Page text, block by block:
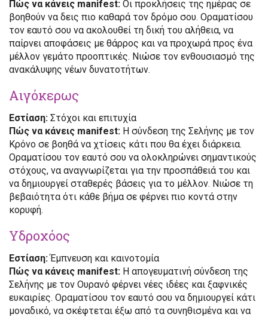
Πώς να κάνεις manifest: Οι προκλήσεις της ημέρας σε
βοηθούν να δεις πιο καθαρά τον δρόμο σου. Οραματίσου
τον εαυτό σου να ακολουθεί τη δική του αλήθεια, να
παίρνει αποφάσεις με θάρρος και να προχωρά προς ένα
μέλλον γεμάτο προοπτικές. Νιώσε τον ενθουσιασμό της
ανακάλυψης νέων δυνατοτήτων.
Αιγόκερως
Εστίαση: Στόχοι και επιτυχία
Πώς να κάνεις manifest: Η σύνδεση της Σελήνης με τον
Κρόνο σε βοηθά να χτίσεις κάτι που θα έχει διάρκεια.
Οραματίσου τον εαυτό σου να ολοκληρώνει σημαντικούς
στόχους, να αναγνωρίζεται για την προσπάθειά του και
να δημιουργεί σταθερές βάσεις για το μέλλον. Νιώσε τη
βεβαιότητα ότι κάθε βήμα σε φέρνει πιο κοντά στην
κορυφή.
Υδροχόος
Εστίαση:Έμπνευση και καινοτομία
Πώς να κάνεις manifest: Η απογευματινή σύνδεση της
Σελήνης με τον Ουρανό φέρνει νέες ιδέες και ξαφνικές
ευκαιρίες. Οραματίσου τον εαυτό σου να δημιουργεί κάτι
μοναδικό, να σκέφτεται έξω από τα συνηθισμένα και να